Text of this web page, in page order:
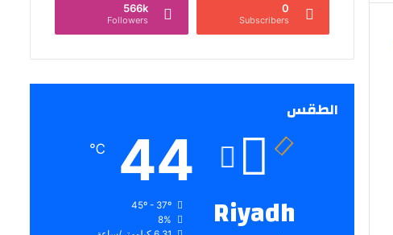
0
Subscribers
566k
Followers
الطقس
Riyadh
44
℃
45º - 37º
8%